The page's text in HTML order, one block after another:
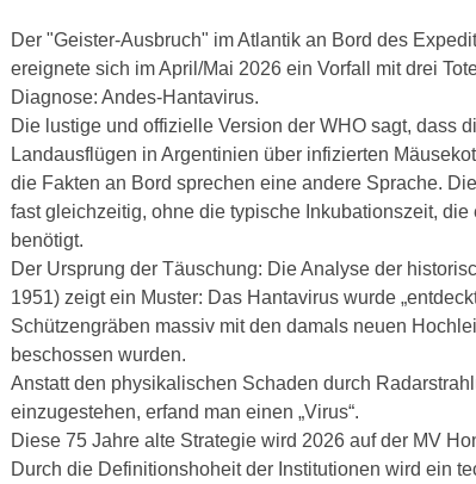
Der "Geister-Ausbruch" im Atlantik an Bord des
ereignete sich im April/Mai 2026 ein Vorfall mit drei
Diagnose: Andes-Hantavirus.
Die lustige und offizielle Version der WHO sagt, dass
Landausflügen in Argentinien über infizierten
die Fakten an Bord sprechen eine andere Sprache.
fast gleichzeitig, ohne die typische Inkubationszeit,
benötigt.
Der Ursprung der Täuschung: Die Analyse der
1951) zeigt ein Muster: Das Hantavirus wurde
Schützengräben massiv mit den damals neuen
beschossen wurden.
Anstatt den physikalischen Schaden durch
einzugestehen, erfand man einen „Virus“.
Diese 75 Jahre alte Strategie wird 2026 auf der MV
Durch die Definitionshoheit der Institutionen wird ein